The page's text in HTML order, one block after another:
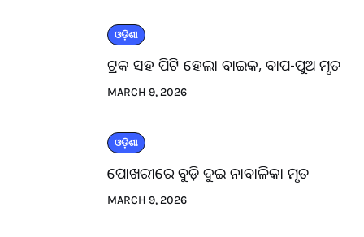
ଓଡ଼ିଶା
ଟ୍ରକ ସହ ପିଟି ହେଲା ବାଇକ, ବାପ-ପୁଅ ମୃତ
MARCH 9, 2026
ଓଡ଼ିଶା
ପୋଖରୀରେ ବୁଡ଼ି ଦୁଇ ନାବାଳିକା ମୃତ
MARCH 9, 2026